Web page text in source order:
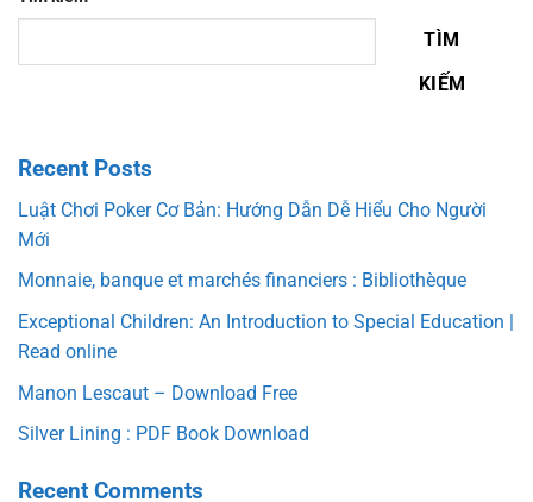
TÌM
KIẾM
Recent Posts
Luật Chơi Poker Cơ Bản: Hướng Dẫn Dễ Hiểu Cho Người
Mới
Monnaie, banque et marchés financiers : Bibliothèque
Exceptional Children: An Introduction to Special Education |
Read online
Manon Lescaut – Download Free
Silver Lining : PDF Book Download
Recent Comments